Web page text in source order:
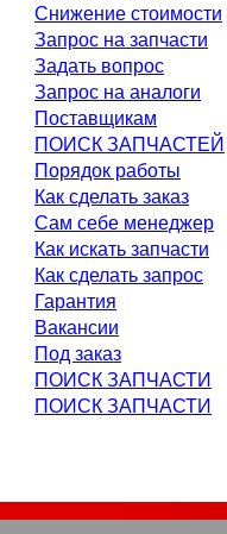
Снижение стоимости
Запрос на запчасти
Задать вопрос
Запрос на аналоги
Поставщикам
ПОИСК ЗАПЧАСТЕЙ
Порядок работы
Как сделать заказ
Сам себе менеджер
Как искать запчасти
Как сделать запрос
Гарантия
Вакансии
Под заказ
ПОИСК ЗАПЧАСТИ
ПОИСК ЗАПЧАСТИ